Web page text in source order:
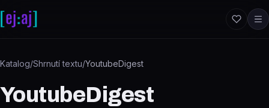
Katalog/Shrnutí textu/YoutubeDigest
YoutubeDigest